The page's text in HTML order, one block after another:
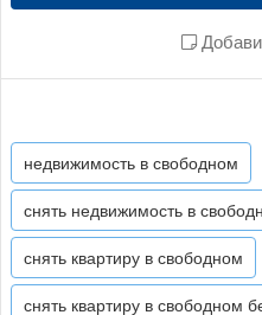
недвижимость в свободном
снять недвижимость в
снять квартиру в свободном
снять квартиру в свободном